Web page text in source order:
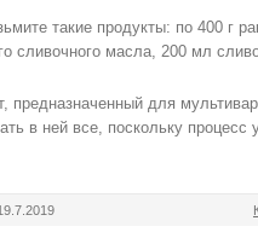
такие продукты: по 400 г
сливочного масла, 200 мл
предназначенный для
в ней все, поскольку процесс